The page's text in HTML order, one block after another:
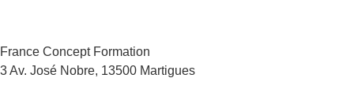
France Concept Formation
3 Av. José Nobre, 13500 Martigues